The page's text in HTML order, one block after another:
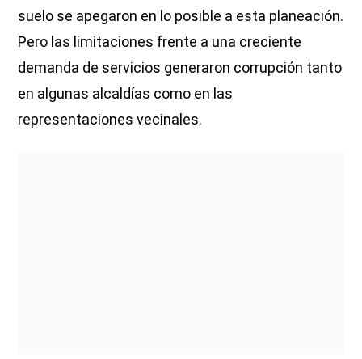
suelo se apegaron en lo posible a esta planeación.
Pero las limitaciones frente a una creciente
demanda de servicios generaron corrupción tanto
en algunas alcaldías como en las
representaciones vecinales.